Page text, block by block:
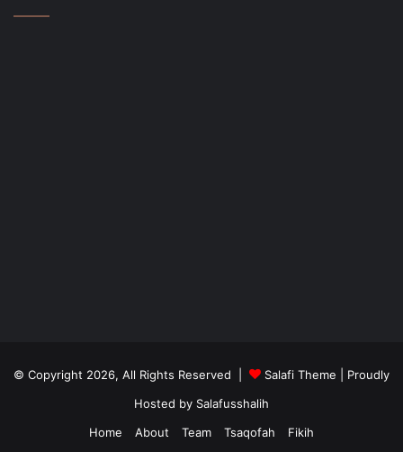
© Copyright 2026, All Rights Reserved | Salafi Theme | Proudly
Hosted by Salafusshalih
Home
About Team Tsaqofah Fikih